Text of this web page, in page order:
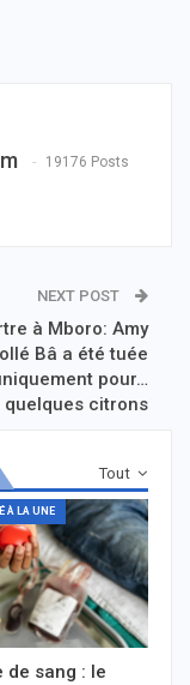
19176 Posts
NEXT POST
à Mboro: Amy
Bâ a été tuée
pour…
quelques citrons
Tout
À LA UNE
de sang : le